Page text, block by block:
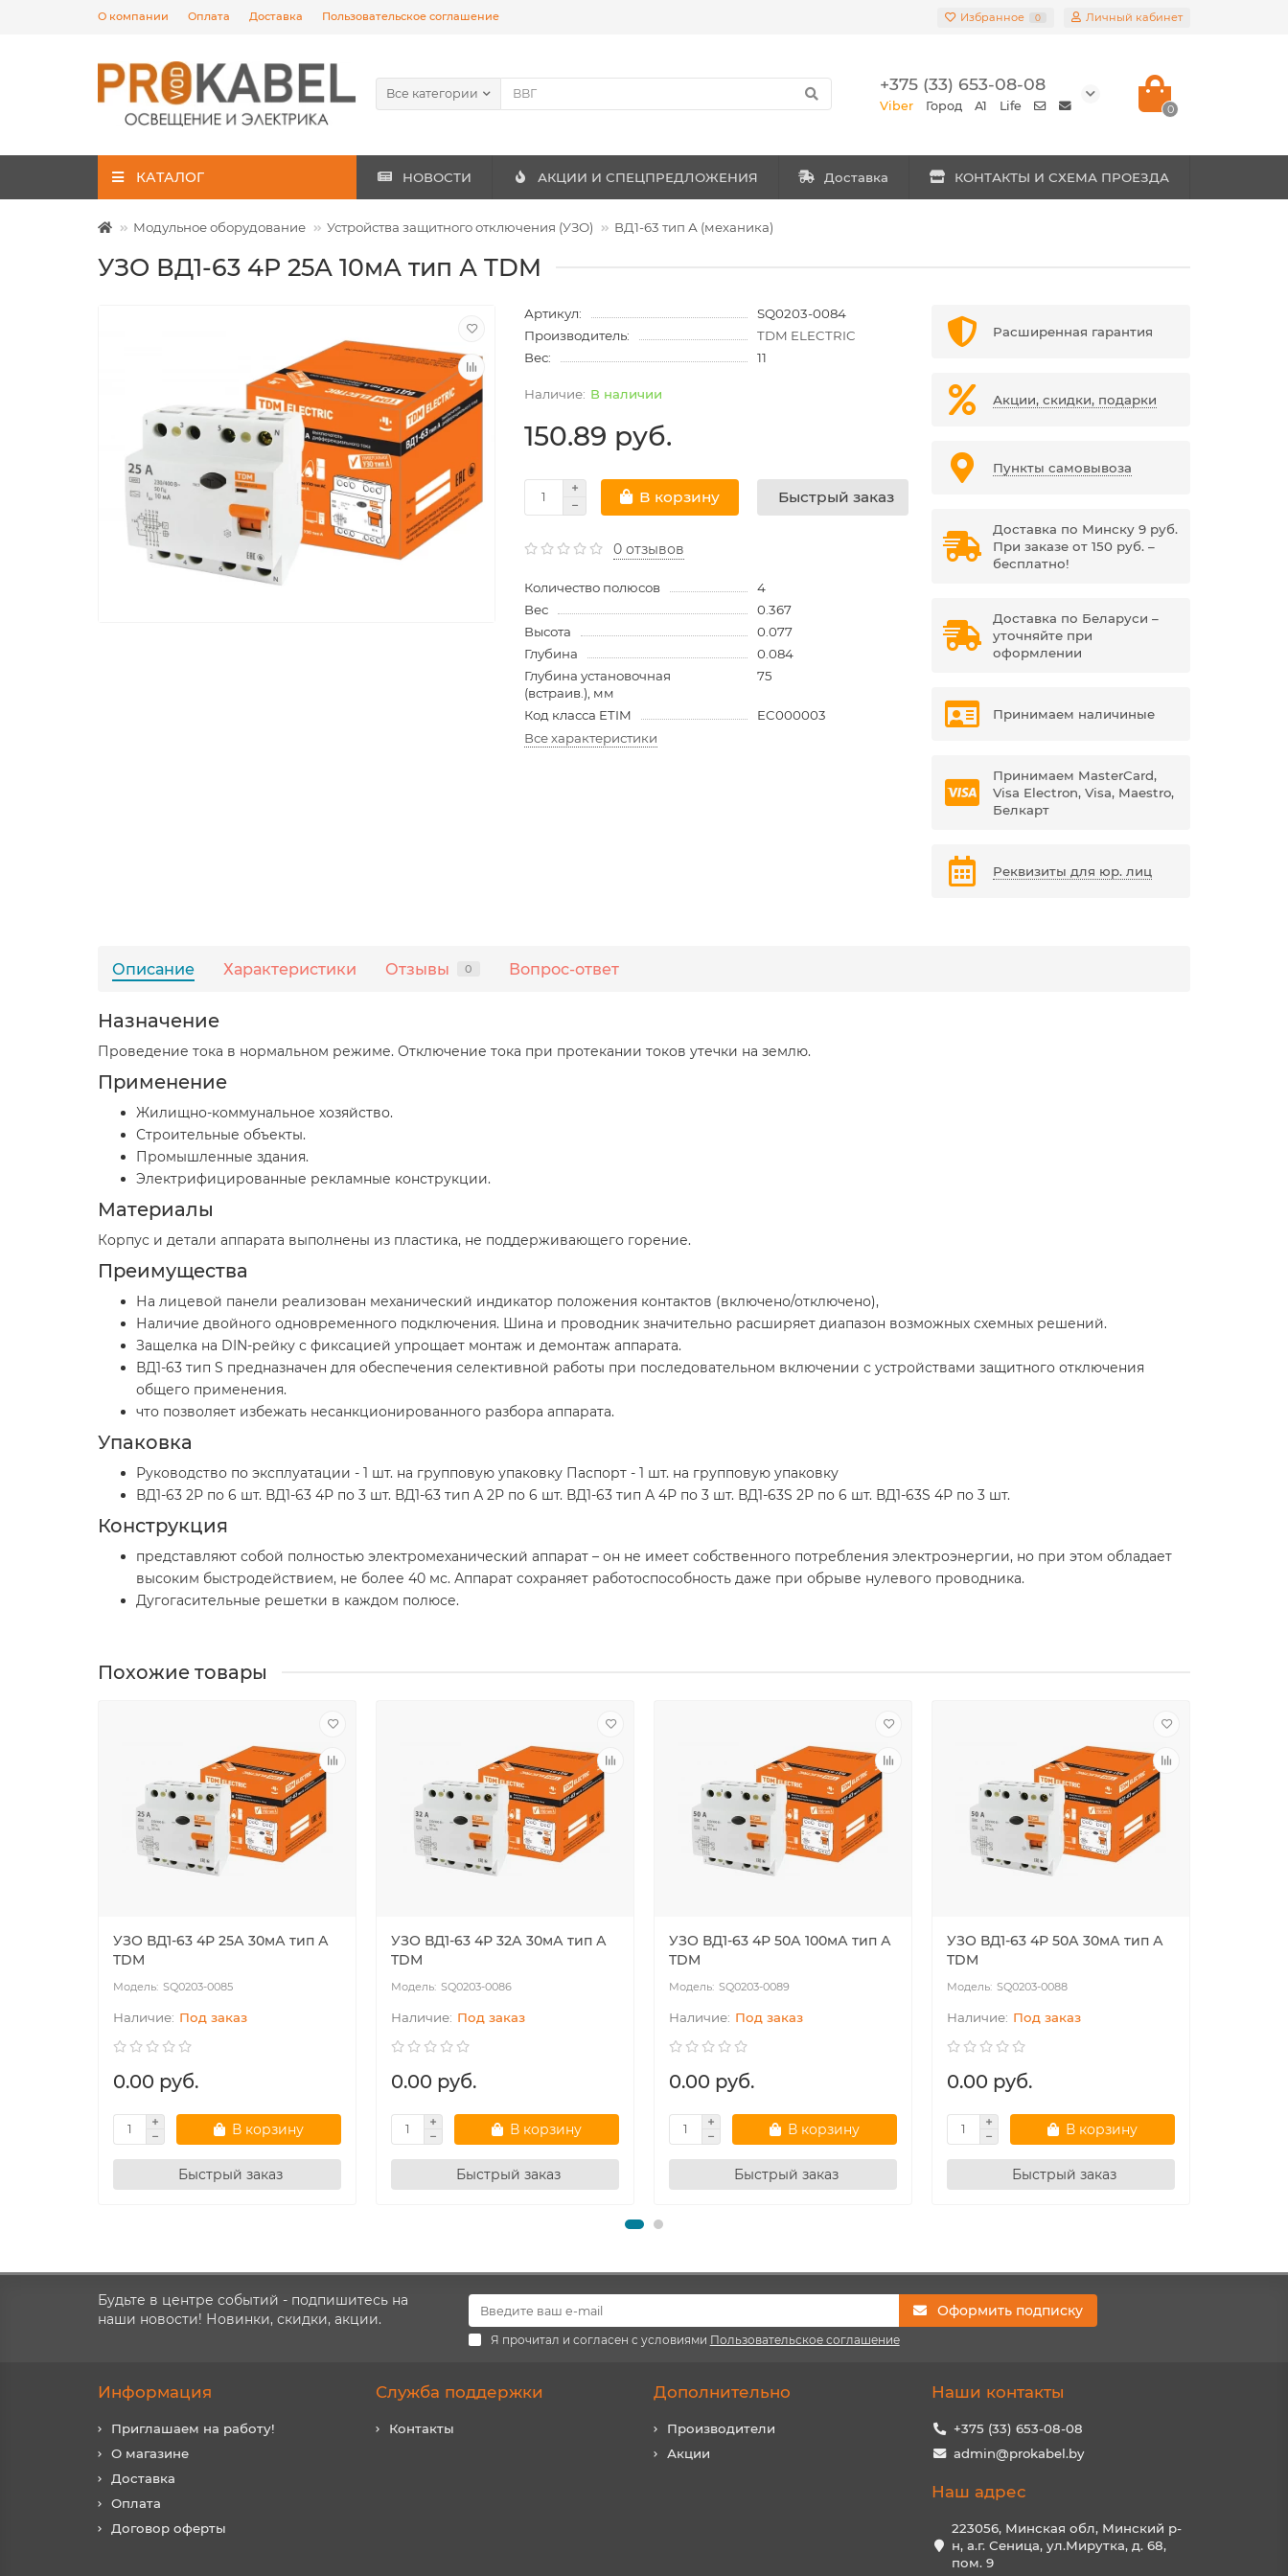
О компании Оплата Доставка Пользовательское соглашение Избранное 0 Личный кабинет
Все категории +375 (33) 653-08-08
Viber Город A1 Life 0
КАТАЛОГ НОВОСТИ АКЦИИ И СПЕЦПРЕДЛОЖЕНИЯ Доставка КОНТАКТЫ И СХЕМА ПРОЕЗДА
Модульное оборудование Устройства защитного отключения (УЗО) ВД1-63 тип А (механика)
УЗО ВД1-63 4Р 25А 10мА тип А TDM
Артикул:
SQ0203-0084
Производитель:
TDM ELECTRIC
Вес:
11
В наличии
150.89 руб.
В корзину Быстрый заказ
0 отзывов
Количество полюсов
4
Вес
0.367
Высота
0.077
Глубина
0.084
Глубина установочная
(встраив.), мм
75
Код класса ETIM
EC000003
Все характеристики
Расширенная гарантия
Акции, скидки, подарки
Пункты самовывоза
Доставка по Минску 9 руб.
При заказе от 150 руб. –
бесплатно!
Доставка по Беларуси –
уточняйте при
оформлении
Принимаем наличиные
Принимаем MasterCard,
Visa Electron, Visa, Maestro,
Белкарт
Реквизиты для юр. лиц
Описание Характеристики Отзывы 0 Вопрос-ответ
Назначение
Проведение тока в нормальном режиме. Отключение тока при протекании токов утечки на землю.
Применение
Жилищно-коммунальное хозяйство.
Строительные объекты.
Промышленные здания.
Электрифицированные рекламные конструкции.
Материалы
Корпус и детали аппарата выполнены из пластика, не поддерживающего горение.
Преимущества
На лицевой панели реализован механический индикатор положения контактов (включено/отключено),
Наличие двойного одновременного подключения. Шина и проводник значительно расширяет диапазон возможных схемных решений.
Защелка на DIN-рейку с фиксацией упрощает монтаж и демонтаж аппарата.
ВД1-63 тип S предназначен для обеспечения селективной работы при последовательном включении с устройствами защитного отключения
общего применения.
что позволяет избежать несанкционированного разбора аппарата.
Упаковка
Руководство по эксплуатации - 1 шт. на групповую упаковку Паспорт - 1 шт. на групповую упаковку
ВД1-63 2Р по 6 шт. ВД1-63 4Р по 3 шт. ВД1-63 тип А 2Р по 6 шт. ВД1-63 тип А 4Р по 3 шт. ВД1-63S 2Р по 6 шт. ВД1-63S 4Р по 3 шт.
Конструкция
представляют собой полностью электромеханический аппарат – он не имеет собственного потребления электроэнергии, но при этом обладает
высоким быстродействием, не более 40 мс. Аппарат сохраняет работоспособность даже при обрыве нулевого проводника.
Дугогасительные решетки в каждом полюсе.
Похожие товары
УЗО ВД1-63 4Р 25А 30мА тип А
TDM
SQ0203-0085
Под заказ
0.00 руб.
В корзину
Быстрый заказ
УЗО ВД1-63 4Р 32А 30мА тип А
TDM
SQ0203-0086
Под заказ
0.00 руб.
В корзину
Быстрый заказ
УЗО ВД1-63 4Р 50А 100мА тип А
TDM
SQ0203-0089
Под заказ
0.00 руб.
В корзину
Быстрый заказ
УЗО ВД1-63 4Р 50А 30мА тип А
TDM
SQ0203-0088
Под заказ
0.00 руб.
В корзину
Быстрый заказ
Будьте в центре событий - подпишитесь на
наши новости! Новинки, скидки, акции.
Оформить подписку
Я прочитал и согласен с условиями Пользовательское соглашение
Информация
Приглашаем на работу!
О магазине
Доставка
Оплата
Договор оферты
Служба поддержки
Контакты
Дополнительно
Производители
Акции
Наши контакты
+375 (33) 653-08-08
admin@prokabel.by
Наш адрес
223056, Минская обл, Минский р-
н, а.г. Сеница, ул.Мирутка, д. 68,
пом. 9